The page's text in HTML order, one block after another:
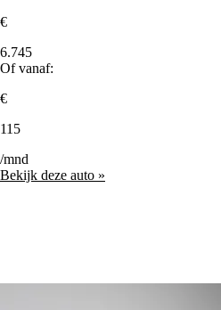
€
6.745
Of vanaf:
€
115
/mnd
Bekijk deze auto »